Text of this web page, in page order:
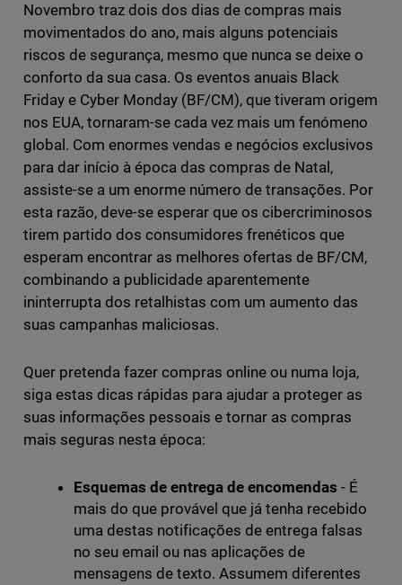
Novembro traz dois dos dias de compras mais
movimentados do ano, mais alguns potenciais
riscos de segurança, mesmo que nunca se deixe o
conforto da sua casa. Os eventos anuais Black
Friday e Cyber Monday (BF/CM), que tiveram origem
nos EUA, tornaram-se cada vez mais um fenómeno
global. Com enormes vendas e negócios exclusivos
para dar início à época das compras de Natal,
assiste-se a um enorme número de transações. Por
esta razão, deve-se esperar que os cibercriminosos
tirem partido dos consumidores frenéticos que
esperam encontrar as melhores ofertas de BF/CM,
combinando a publicidade aparentemente
ininterrupta dos retalhistas com um aumento das
suas campanhas maliciosas.
Quer pretenda fazer compras online ou numa loja,
siga estas dicas rápidas para ajudar a proteger as
suas informações pessoais e tornar as compras
mais seguras nesta época:
Esquemas de entrega de encomendas - É
mais do que provável que já tenha recebido
uma destas notificações de entrega falsas
no seu email ou nas aplicações de
mensagens de texto. Assumem diferentes